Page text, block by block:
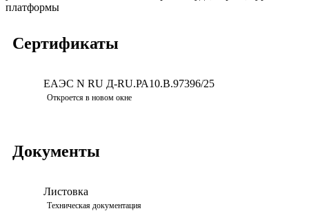
платформы
Сертификаты
ЕАЭС N RU Д-RU.РА10.В.97396/25
Откроется в новом окне
Документы
Листовка
Техническая документация